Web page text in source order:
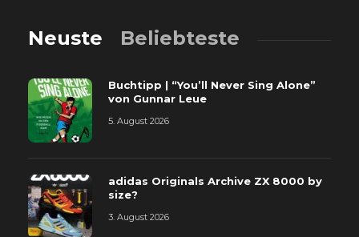
Neuste Beliebteste
Buchtipp | “You’ll Never Sing Alone”
von Gunnar Leue
5. August 2026
adidas Originals Archive ZX 8000 by
size?
3. August 2026